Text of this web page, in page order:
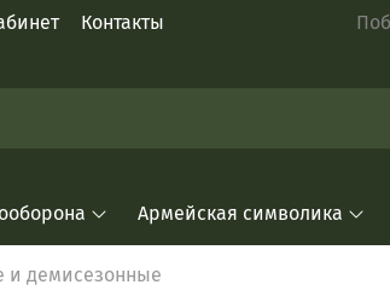
Контакты
Армейская символика
и демисезонные